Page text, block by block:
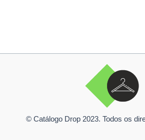
© Catálogo Drop 2023. Todos os